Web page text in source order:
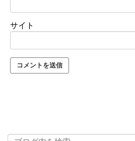
サイト